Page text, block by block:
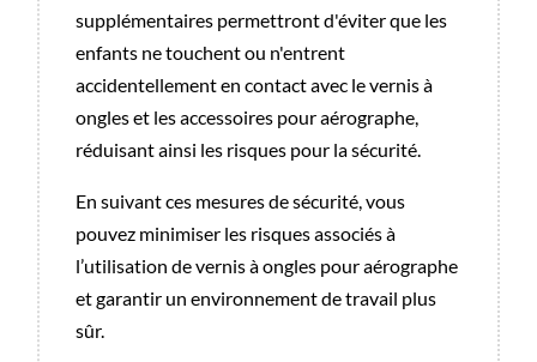
supplémentaires permettront d'éviter que les
enfants ne touchent ou n'entrent
accidentellement en contact avec le vernis à
ongles et les accessoires pour aérographe,
réduisant ainsi les risques pour la sécurité.
En suivant ces mesures de sécurité, vous
pouvez minimiser les risques associés à
l’utilisation de vernis à ongles pour aérographe
et garantir un environnement de travail plus
sûr.